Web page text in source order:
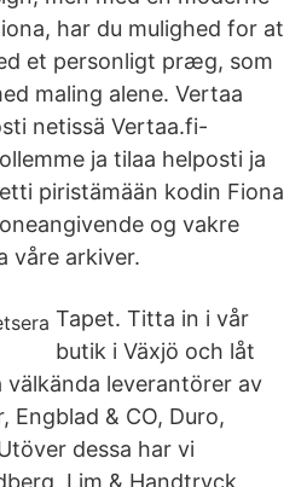
har du mulighed for at
et personligt præg, som
maling alene. Vertaa
netissä Vertaa.fi-
ja tilaa helposti ja
piristämään kodin Fiona
og vakre
våre arkiver.
Tapet. Titta in i vår
butik i Växjö och låt
välkända leverantörer av
Engblad & CO, Duro,
dessa har vi
Lim & Handtryck,